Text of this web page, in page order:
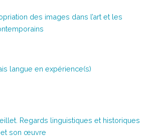
des images dans l’art et les
langue en expérience(s)
Regards linguistiques et historiques
et son œuvre